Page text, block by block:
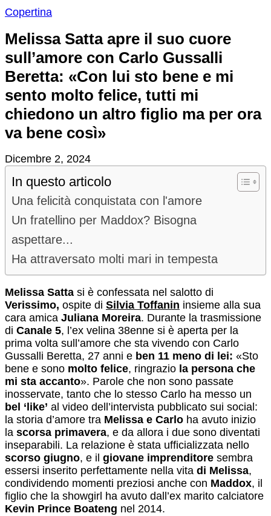
Copertina
Melissa Satta apre il suo cuore
sull’amore con Carlo Gussalli
Beretta: «Con lui sto bene e mi
sento molto felice, tutti mi
chiedono un altro figlio ma per ora
va bene così»
Dicembre 2, 2024
In questo articolo
Una felicità conquistata con l'amore
Un fratellino per Maddox? Bisogna
aspettare...
Ha attraversato molti mari in tempesta
Melissa Satta si è confessata nel salotto di
Verissimo, ospite di Silvia Toffanin insieme alla sua
cara amica Juliana Moreira. Durante la trasmissione
di Canale 5, l’ex velina 38enne si è aperta per la
prima volta sull’amore che sta vivendo con Carlo
Gussalli Beretta, 27 anni e ben 11 meno di lei: «Sto
bene e sono molto felice, ringrazio la persona che
mi sta accanto». Parole che non sono passate
inosservate, tanto che lo stesso Carlo ha messo un
bel ‘like’ al video dell’intervista pubblicato sui social:
la storia d’amore tra Melissa e Carlo ha avuto inizio
la scorsa primavera, e da allora i due sono diventati
inseparabili. La relazione è stata ufficializzata nello
scorso giugno, e il giovane imprenditore sembra
essersi inserito perfettamente nella vita di Melissa,
condividendo momenti preziosi anche con Maddox, il
figlio che la showgirl ha avuto dall’ex marito calciatore
Kevin Prince Boateng nel 2014.